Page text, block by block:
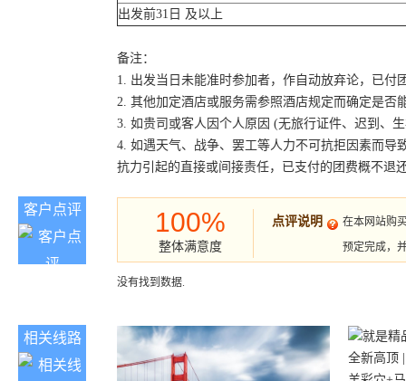
出发前31日 及以上
备注：
1. 出发当日未能准时参加者，作自动放弃论，已付
2. 其他加定酒店或服务需参照酒店规定而确定是否
3. 如贵司或客人因个人原因 (无旅行证件、迟到、
4. 如遇天气、战争、罢工等人力不可抗拒因素而
抗力引起的直接或间接责任，已支付的团费概不退
客户点评 100%
整体满意度
点评说明
在本网站购
预定完成，
没有找到数据.
相关线路